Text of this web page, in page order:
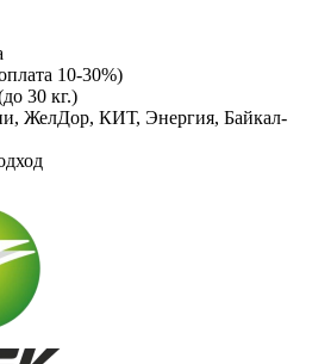
10-30%)
30 кг.)
ЖелДор, КИТ, Энергия, Байкал-